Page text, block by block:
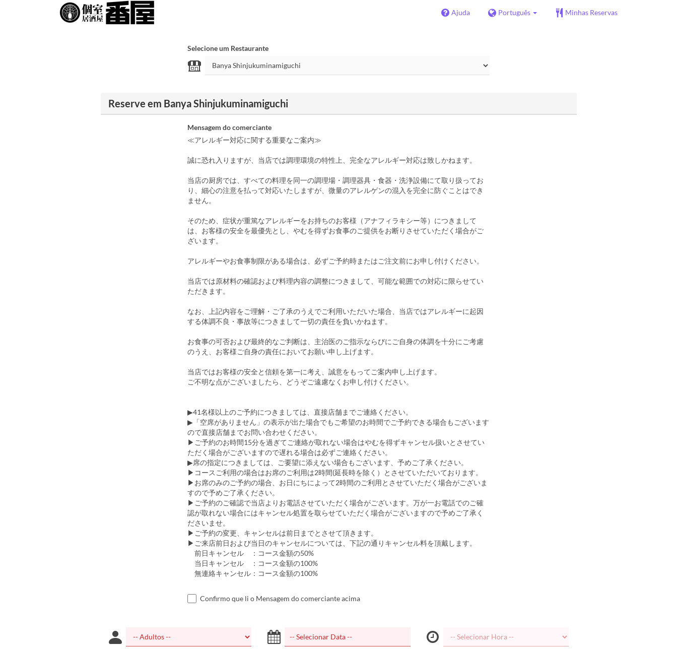
Ajuda Português Minhas Reservas
Selecione um Restaurante
Reserve em Banya Shinjukuminamiguchi
Mensagem do comerciante
≪アレルギー対応に関する重要なご案内≫
誠に恐れ入りますが、当店では調理環境の特性上、完全なアレルギー対応は致しかねます。
当店の厨房では、すべての料理を同一の調理場・調理器具・食器・洗浄設備にて取り扱ってお
り、細心の注意を払って対応いたしますが、微量のアレルゲンの混入を完全に防ぐことはでき
ません。
そのため、症状が重篤なアレルギーをお持ちのお客様（アナフィラキシー等）につきまして
は、お客様の安全を最優先とし、やむを得ずお食事のご提供をお断りさせていただく場合がご
ざいます。
アレルギーやお食事制限がある場合は、必ずご予約時またはご注文前にお申し付けください。
当店では原材料の確認および料理内容の調整につきまして、可能な範囲での対応に限らせてい
ただきます。
なお、上記内容をご理解・ご了承のうえでご利用いただいた場合、当店ではアレルギーに起因
する体調不良・事故等につきまして一切の責任を負いかねます。
お食事の可否および最終的なご判断は、主治医のご指示ならびにご自身の体調を十分にご考慮
のうえ、お客様ご自身の責任においてお願い申し上げます。
当店ではお客様の安全と信頼を第一に考え、誠意をもってご案内申し上げます。
ご不明な点がございましたら、どうぞご遠慮なくお申し付けください。
▶41名様以上のご予約につきましては、直接店舗までご連絡ください。
▶「空席がありません」の表示が出た場合でもご希望のお時間でご予約できる場合もございます
ので直接店舗までお問い合わせください。
▶ご予約のお時間15分を過ぎてご連絡が取れない場合はやむを得ずキャンセル扱いとさせてい
ただく場合がございますので遅れる場合は必ずご連絡ください。
▶席の指定につきましては、ご要望に添えない場合もございます、予めご了承ください。
▶コースご利用の場合はお席のご利用は2時間(延長時を除く）とさせていただいております。
▶お席のみのご予約の場合、お日にちによって2時間のご利用とさせていただく場合がございま
すので予めご了承ください。
▶ご予約のご確認で当店よりお電話させていただく場合がございます。万が一お電話でのご確
認が取れない場合にはキャンセル処置を取らせていただく場合がございますので予めご了承く
ださいませ。
▶ご予約の変更、キャンセルは前日までとさせて頂きます。
▶ご来店前日および当日のキャンセルについては、下記の通りキャンセル料を頂戴します。
前日キャンセル ：コース金額の50%
当日キャンセル ：コース金額の100%
無連絡キャンセル：コース金額の100%
Confirmo que li o Mensagem do comerciante acima